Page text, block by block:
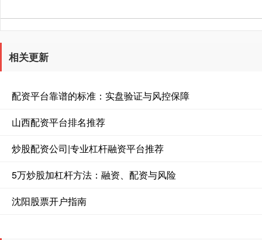
相关更新
配资平台靠谱的标准：实盘验证与风控保障
山西配资平台排名推荐
炒股配资公司|专业杠杆融资平台推荐
5万炒股加杠杆方法：融资、配资与风险
沈阳股票开户指南